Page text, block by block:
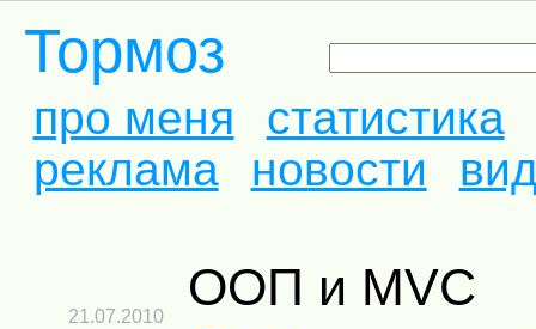
Тормоз
про меня
статистика
реклама
новости
ООП и MVC
21.07.2010